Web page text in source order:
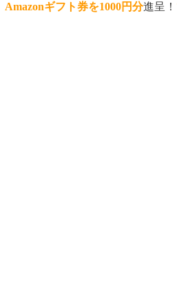
Amazonギフト券を1000円分進呈！